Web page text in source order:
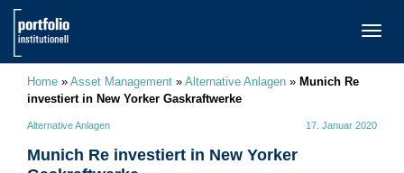
Home » Asset Management » Alternative Anlagen » Munich Re
investiert in New Yorker Gaskraftwerke
Alternative Anlagen 17. Januar 2020
Munich Re investiert in New Yorker